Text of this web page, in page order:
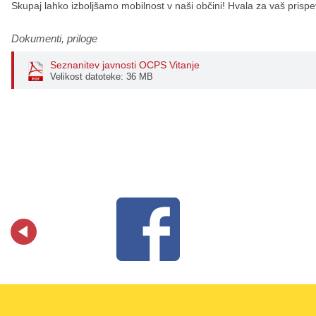
Skupaj lahko izboljšamo mobilnost v naši občini! Hvala za vaš
Dokumenti, priloge
Seznanitev javnosti OCPS Vitanje
Velikost datoteke: 36 MB